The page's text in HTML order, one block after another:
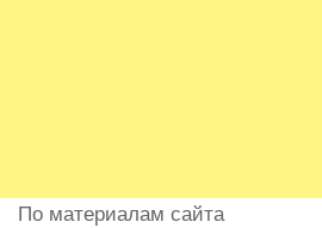
По материалам сайта